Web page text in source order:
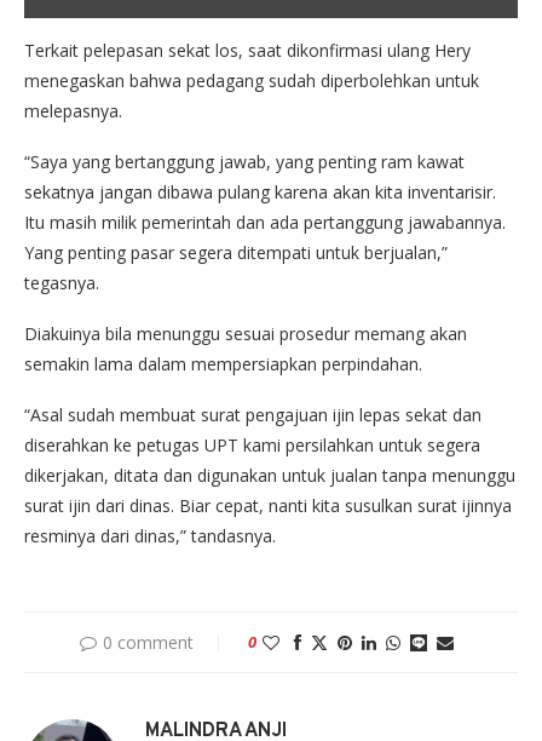
Terkait pelepasan sekat los, saat dikonfirmasi ulang Hery
menegaskan bahwa pedagang sudah diperbolehkan untuk
melepasnya.
“Saya yang bertanggung jawab, yang penting ram kawat
sekatnya jangan dibawa pulang karena akan kita inventarisir.
Itu masih milik pemerintah dan ada pertanggung jawabannya.
Yang penting pasar segera ditempati untuk berjualan,”
tegasnya.
Diakuinya bila menunggu sesuai prosedur memang akan
semakin lama dalam mempersiapkan perpindahan.
“Asal sudah membuat surat pengajuan ijin lepas sekat dan
diserahkan ke petugas UPT kami persilahkan untuk segera
dikerjakan, ditata dan digunakan untuk jualan tanpa menunggu
surat ijin dari dinas. Biar cepat, nanti kita susulkan surat ijinnya
resminya dari dinas,” tandasnya.
0 comment 0
MALINDRA ANJI